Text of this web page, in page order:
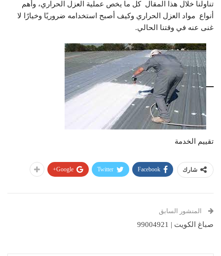
تناولنا خلال هذا المقال كل ما يخص عملية العزل الحراري، وأهم
أنواع مواد العزل الحراري وكيف أصبح استخدامه ضروريًا وخيارًا لا
غنى عنه في وقتنا الحالي.
–
تقييم الخدمة
شارك Facebook
Twitter
Google+
المنشور السابق
صباغ الكويت | 99004921